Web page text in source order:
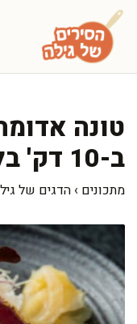
לדלג
לתוכן
טונה
ב-10 דק' בלי מרינדה
מתכונים › הדגים של